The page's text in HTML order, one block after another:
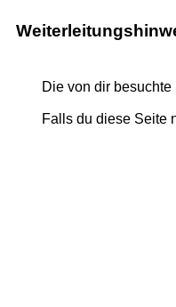
Die von dir
Falls du diese Seite